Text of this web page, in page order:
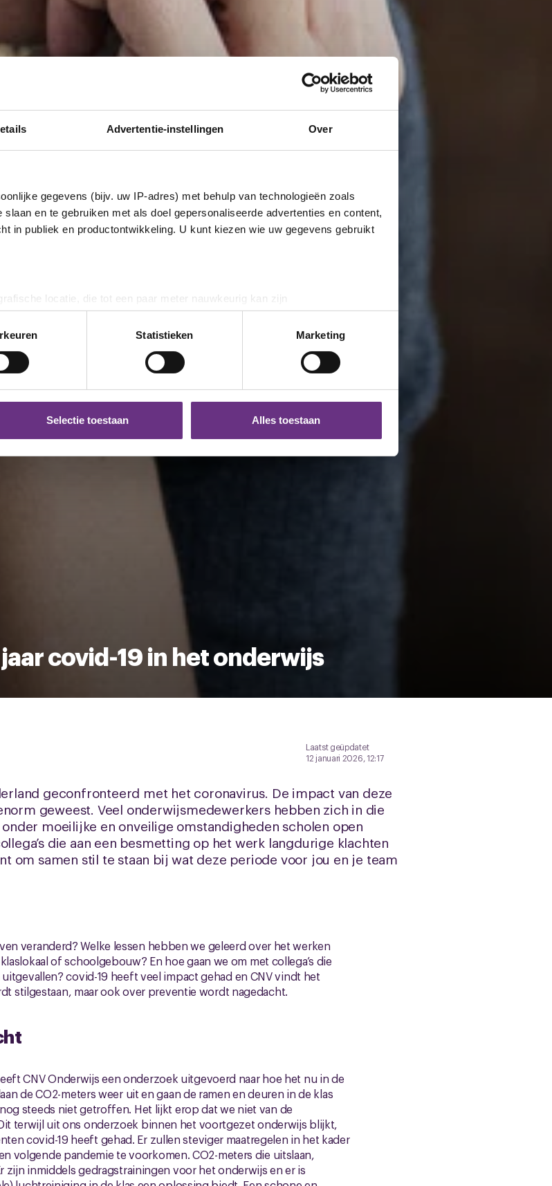
Advertentie-instellingen Over
gegevens (bijv. uw IP-adres) met behulp van technologieën zoals
en te gebruiken met als doel gepersonaliseerde advertenties en content,
in publiek en productontwikkeling. U kunt kiezen wie uw gegevens gebruikt
locatie, die tot een paar meter nauwkeurig kan zijn
te scannen op specifieke eigenschappen (fingerprinting)
worden verwerkt en stel uw voorkeuren in het
detailgedeeltein. U kunt uw
in de Cookieverklaring.
informatie over uw gebruik van onze site met onze partners voor social
kunnen deze gegevens combineren met andere informatie die u aan ze heeft
cookieverklaring
Statistieken Marketing
Selectie toestaan Alles toestaan
covid-19 in het onderwijs
Laatst geüpdatet
12 januari 2026, 12:17
geconfronteerd met het coronavirus. De impact van deze
geweest. Veel onderwijsmedewerkers hebben zich in die
moeilijke en onveilige omstandigheden scholen open
die aan een besmetting op het werk langdurige klachten
om samen stil te staan bij wat deze periode voor jou en je team
veranderd? Welke lessen hebben we geleerd over het werken
of schoolgebouw? En hoe gaan we om met collega’s die
covid-19 heeft veel impact gehad en CNV vindt het
stilgestaan, maar ook over preventie wordt nagedacht.
CNV Onderwijs een onderzoek uitgevoerd naar hoe het nu in de
de CO2-meters weer uit en gaan de ramen en deuren in de klas
steeds niet getroffen. Het lijkt erop dat we niet van de
terwijl uit ons onderzoek binnen het voortgezet onderwijs blijkt,
covid-19 heeft gehad. Er zullen steviger maatregelen in het kader
volgende pandemie te voorkomen. CO2-meters die uitslaan,
zijn inmiddels gedragstrainingen voor het onderwijs en er is